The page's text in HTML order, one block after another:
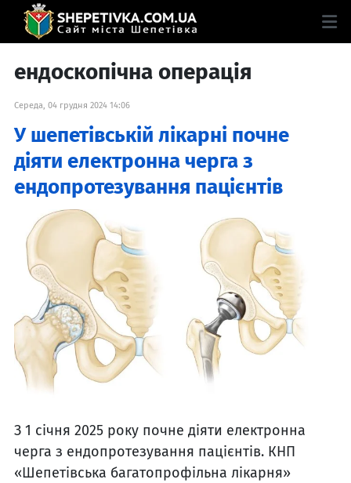
ендоскопічна операція
Середа, 04 грудня 2024 14:06
У шепетівській лікарні почне
діяти електронна черга з
ендопротезування пацієнтів
З 1 січня 2025 року почне діяти електронна
черга з ендопротезування пацієнтів. КНП
«Шепетівська багатопрофільна лікарня»